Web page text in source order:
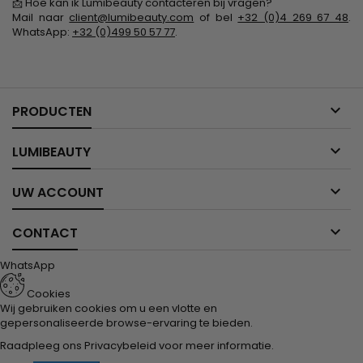
📩 Hoe kan ik Lumibeauty contacteren bij vragen?
Mail naar client@lumibeauty.com of bel +32 (0)4 269 67 48.
WhatsApp: +32 (0)499 50 57 77.
PRODUCTEN 
LUMIBEAUTY 
UW ACCOUNT 
CONTACT 
WhatsApp
Cookies
Wij gebruiken cookies om u een vlotte en
gepersonaliseerde browse-ervaring te bieden.
Raadpleeg ons Privacybeleid voor meer informatie.